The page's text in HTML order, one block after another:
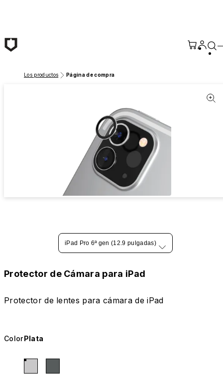
Los productos Página de compra
iPad Pro 6ª gen (12.9 pulgadas)
Protector de Cámara para iPad
Protector de lentes para cámara de iPad
ColorPlata